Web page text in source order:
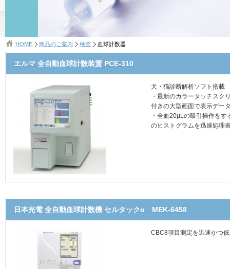
HOME 商品のご案内 検査 血球計数器
エルマ 全自動血球計数装置 PCE-310
犬・猫診断解析ソフト搭載
・最新のカラータッチスク
付きの大型画面で表示デー
・全血20μLの吸引操作を
のヒストグラムを迅速処理
日本光電 全自動血球計数機 セルタックα MEK-6458
CBC8項目測定を迅速かつ